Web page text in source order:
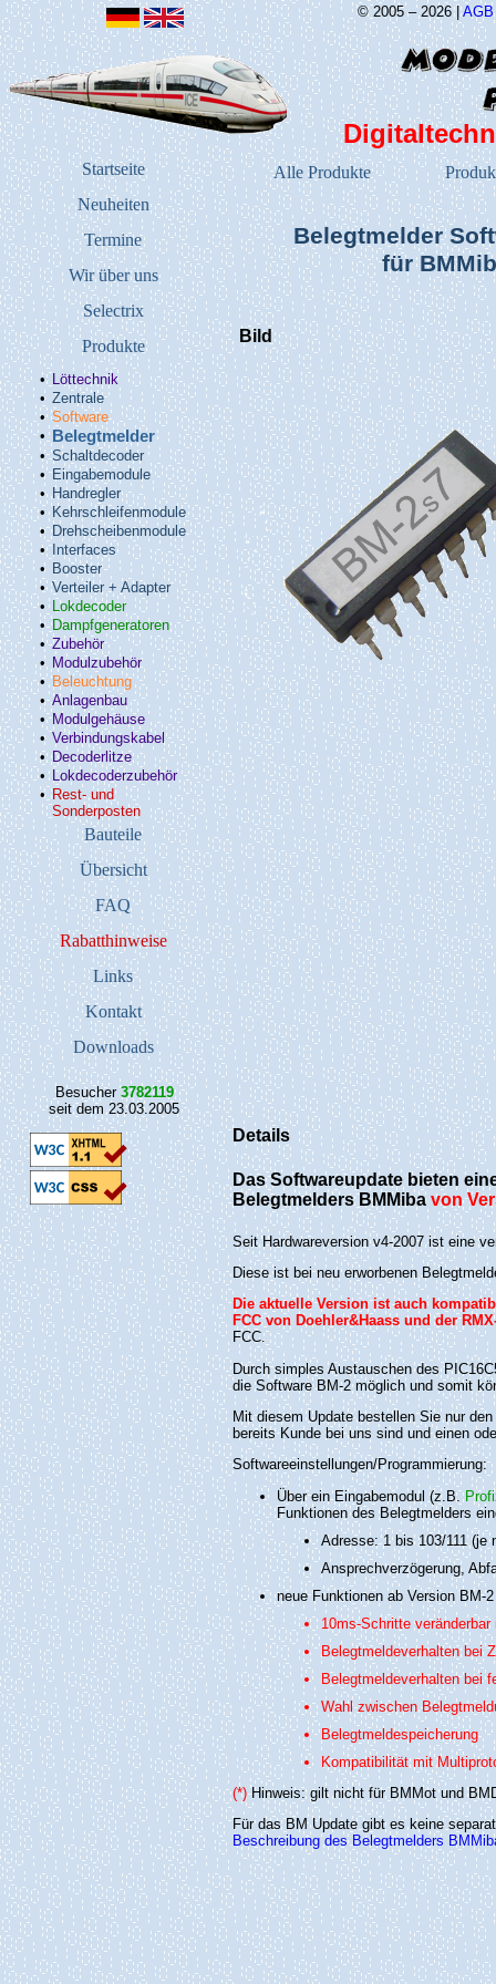
© 2005 – 2026 |AGB
Startseite
Neuheiten
Termine
Wir über uns
Selectrix
Produkte
• Löttechnik
• Zentrale
• Software
• Belegtmelder
•Schaltdecoder
• Eingabemodule
• Handregler
• Kehrschleifenmodule
• Drehscheibenmodule
• Interfaces
• Booster
• Verteiler + Adapter
• Lokdecoder
• Dampfgeneratoren
•Zubehör
• Modulzubehör
• Beleuchtung
•Anlagenbau
• Modulgehäuse
• Verbindungskabel
• Decoderlitze
• Lokdecoderzubehör
• Rest- und
Sonderposten
Bauteile
Übersicht
FAQ
Rabatthinweise
Links
Kontakt
Downloads
Besucher3782119
seit dem 23.03.2005
Alle Produkte
Belegtmelder
für
Bild
Details
Das Softwareupdate bieten
Belegtmelders BMMiba von
Seit Hardwareversion v4-2007 ist eine
Diese ist bei neu erworbenen
Die aktuelle Version ist auch
FCC von Doehler&Haass und der
FCC.
Durch simples Austauschen des
die Software BM-2 möglich und somit
Mit diesem Update bestellen Sie nur
bereits Kunde bei uns sind und einen
Softwareeinstellungen/Programmierung:
Über ein Eingabemodul (z.B.
Funktionen des Belegtmelders
Adresse: 1 bis 103/111 (je
Ansprechverzögerung,
neue Funktionen ab Version BM-
10ms-Schritte
Belegtmeldeverhalten bei
Belegtmeldeverhalten bei
Wahl zwischen
Belegtmeldespeicherung
Kompatibilität mit
(*)Hinweis: gilt nicht für BMMot und
Für das BM Update gibt es keine
Beschreibung des Belegtmelders